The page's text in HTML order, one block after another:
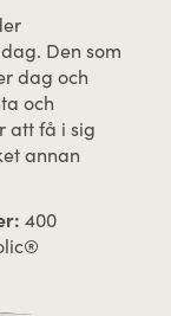
Den som
dag och
och
att få i sig
annan
400